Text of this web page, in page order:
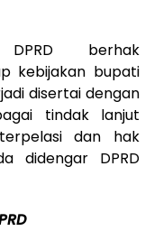
DPRD berhak
kebijakan bupati
disertai dengan
tindak lanjut
dan hak
didengar DPRD